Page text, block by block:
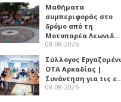
Μαθήματα
συμπεριφοράς στο
δρόμο από τη
Μοτοπαρέα Λεωνιδ…
08-08-2026
Σύλλογος
ΟΤΑ Αρκαδίας |
Συνάντηση για τις
08-08-2026